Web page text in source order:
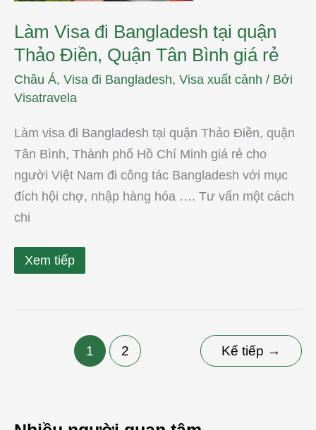
Làm Visa đi Bangladesh tại quận
Thảo Điền, Quận Tân Bình giá rẻ
Châu Á, Visa đi Bangladesh, Visa xuất cảnh / Bởi
Visatravela
Làm visa đi Bangladesh tại quận Thảo Điền, quận
Tân Bình, Thành phố Hồ Chí Minh giá rẻ cho
người Việt Nam đi công tác Bangladesh với mục
đích hội chợ, nhập hàng hóa …. Tư vấn một cách
chi
Xem tiếp
1 2 Kế tiếp →